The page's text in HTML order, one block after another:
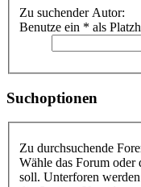
Zu suchender Autor:
Benutze ein * als
Suchoptionen
Zu durchsuchende
Wähle das Forum oder
soll. Unterforen